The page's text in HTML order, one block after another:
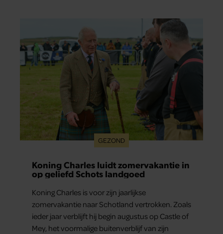
GEZOND
Koning Charles luidt zomervakantie in
op geliefd Schots landgoed
Koning Charles is voor zijn jaarlijkse
zomervakantie naar Schotland vertrokken. Zoals
ieder jaar verblijft hij begin augustus op Castle of
Mey, het voormalige buitenverblijf van zijn